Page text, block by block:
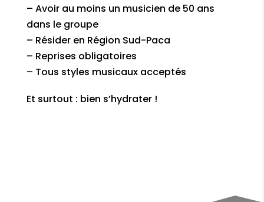
– Avoir au moins un musicien de 50 ans
dans le groupe
– Résider en Région Sud-Paca
– Reprises obligatoires
– Tous styles musicauxacceptés
Et surtout : bien s’hydrater !